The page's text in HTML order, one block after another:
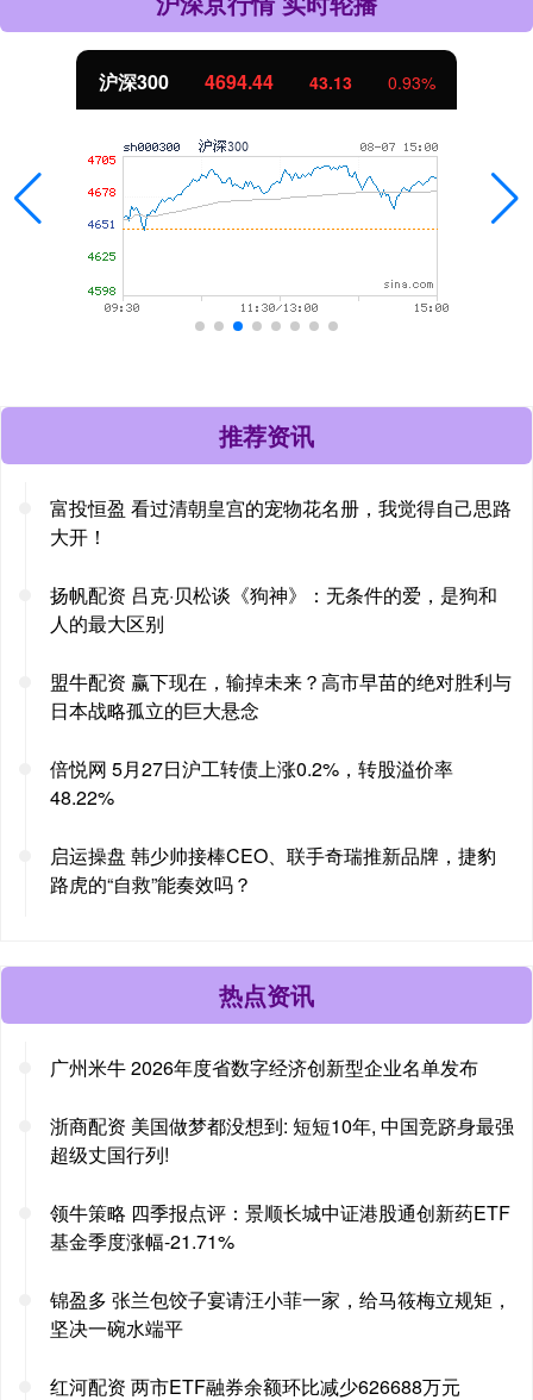
北证50 1134.24 11.37 1.01%
推荐资讯
富投恒盈 看过清朝皇宫的宠物花名册，我觉得自己思路
大开！
扬帆配资 吕克·贝松谈《狗神》：无条件的爱，是狗和
人的最大区别
盟牛配资 赢下现在，输掉未来？高市早苗的绝对胜利与
日本战略孤立的巨大悬念
倍悦网 5月27日沪工转债上涨0.2%，转股溢价率
48.22%
启运操盘 韩少帅接棒CEO、联手奇瑞推新品牌，捷豹
路虎的“自救”能奏效吗？
热点资讯
广州米牛 2026年度省数字经济创新型企业名单发布
浙商配资 美国做梦都没想到: 短短10年, 中国竞跻身最强
超级丈国行列!
领牛策略 四季报点评：景顺长城中证港股通创新药ETF
基金季度涨幅-21.71%
锦盈多 张兰包饺子宴请汪小菲一家，给马筱梅立规矩，
坚决一碗水端平
红河配资 两市ETF融券余额环比减少626688万元